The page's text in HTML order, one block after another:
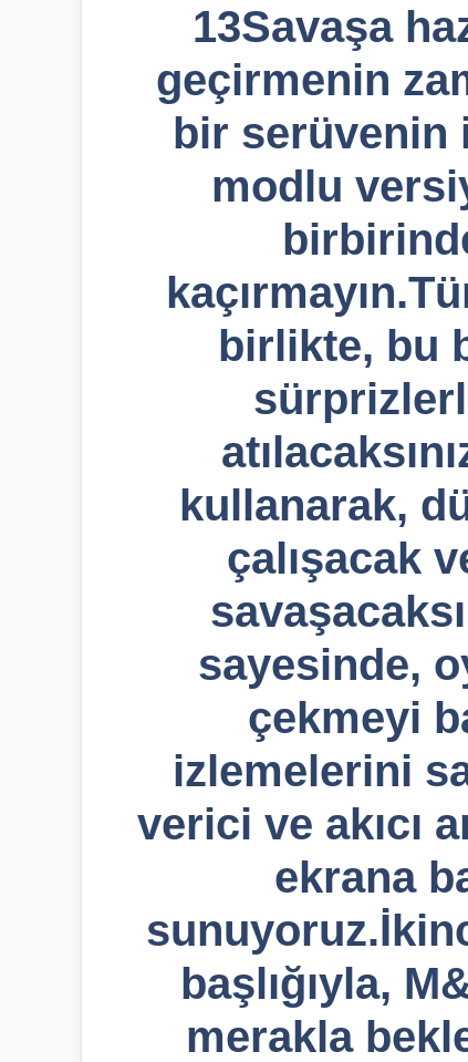
13Savaşa
geçirmenin
bir serüvenin
modlu
birlikte, bu
kullanarak,
çalışacak
sayesinde,
çekmeyi
izlemelerini
verici ve akıcı
ekrana
başlığıyla,
merakla